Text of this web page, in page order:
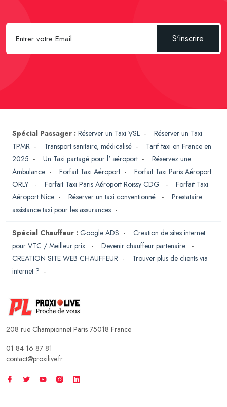
S'inscrire
Spécial Passager : Réserver un Taxi VSL - Réserver un Taxi
TPMR - Transport sanitaire, médicalisé - Tarif taxi en France en
2025 - Un Taxi partagé pour l' aéroport - Réservez une
Ambulance - Forfait Taxi Aéroport - Forfait Taxi Paris Aéroport
ORLY
- Forfait Taxi Paris Aéroport Roissy CDG - Forfait Taxi
Aéroport Nice - Réserver un taxi conventionné - Prestataire
assistance taxi pour les assurances -
Spécial Chauffeur : Google ADS - Creation de sites internet
pour VTC / Meilleur prix
- Devenir chauffeur partenaire
-
CREATION SITE WEB CHAUFFEUR - Trouver plus de clients via
internet ? -
208 rue Championnet Paris 75018 France
01 84 16 87 81
contact@proxilive.fr